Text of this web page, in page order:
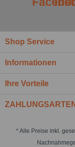
Shop Service
Informationen
Ihre Vorteile
ZAHLUNGSARTEN
* Alle Preise inkl.